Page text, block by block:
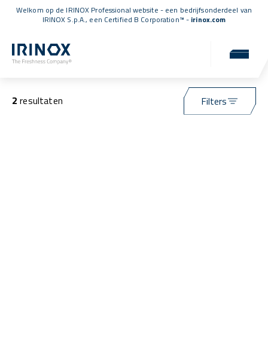
Welkom op de IRINOX Professional website - een bedrijfsonderdeel van
IRINOX S.p.A., een Certified B Corporation™ - irinox.com
2 resultaten Filters